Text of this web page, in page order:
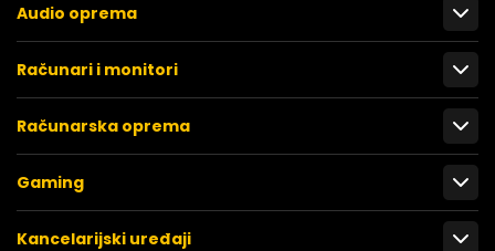
Audio oprema
Računari i monitori
Računarska oprema
Gaming
Kancelarijski uređaji